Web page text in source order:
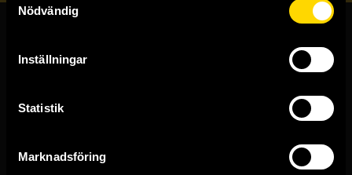
Nödvändig
Inställningar
Statistik
Marknadsföring
Butiker & kundtjänst
Västerlånggatan 48
Göteborgsbutiken
Kungsgatan 19